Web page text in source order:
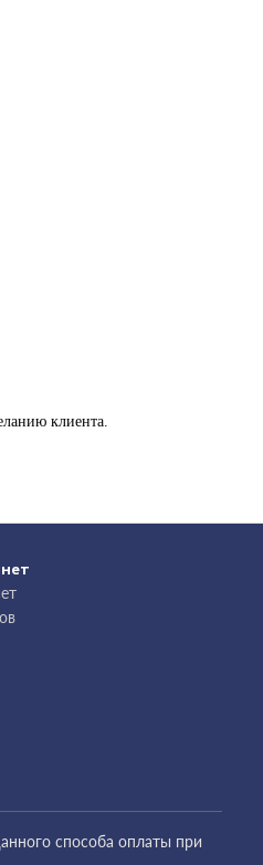
клиента.
способа оплаты при